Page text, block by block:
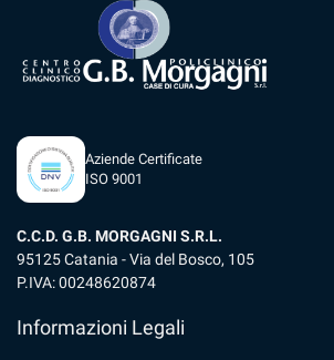
Aziende Certificate
ISO 9001
C.C.D. G.B. MORGAGNI S.R.L.
95125 Catania - Via del Bosco, 105
P.IVA: 00248620874
Informazioni Legali